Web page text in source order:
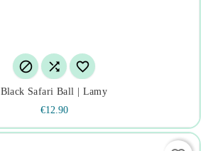
  
Black Safari Ball | Lamy
€12.90